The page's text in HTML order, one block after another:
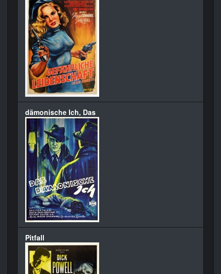
dämonische Ich, Das
Pitfall